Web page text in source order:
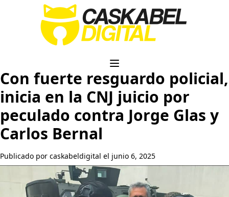
Con fuerte resguardo policial,
inicia en la CNJ juicio por
peculado contra Jorge Glas y
Carlos Bernal
Publicado por caskabeldigital el junio 6, 2025